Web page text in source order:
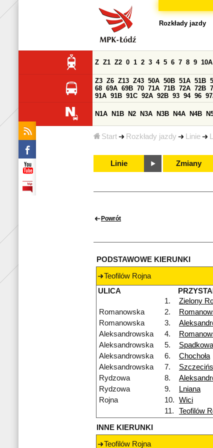
Start Rozkłady jazdy Linie
Rozkłady jazdy
Z Z1 Z2 0 1 2 3 4 5 6 7 8 9 10A
Z3 Z6 Z13 Z43 50A 50B 51A 51B
68 69A 69B 70 71A 71B 72A 72B
91A 91B 91C 92A 92B 93 94 96
N1A N1B N2 N3A N3B N4A N4B
Linie Zmiany
Powrót
PODSTAWOWE KIERUNKI
Teofilów Rojna
ULICA
1.
Zielony
Romanowska
2.
Romanowska
3.
Aleksandrowska
4.
Aleksandrowska
5.
Aleksandrowska
6. Chochoła
Aleksandrowska
7.
Rydzowa
8.
Rydzowa
9. Lniana
Rojna
10. Wici
11.
Teofilów
INNE KIERUNKI
Teofilów Rojna